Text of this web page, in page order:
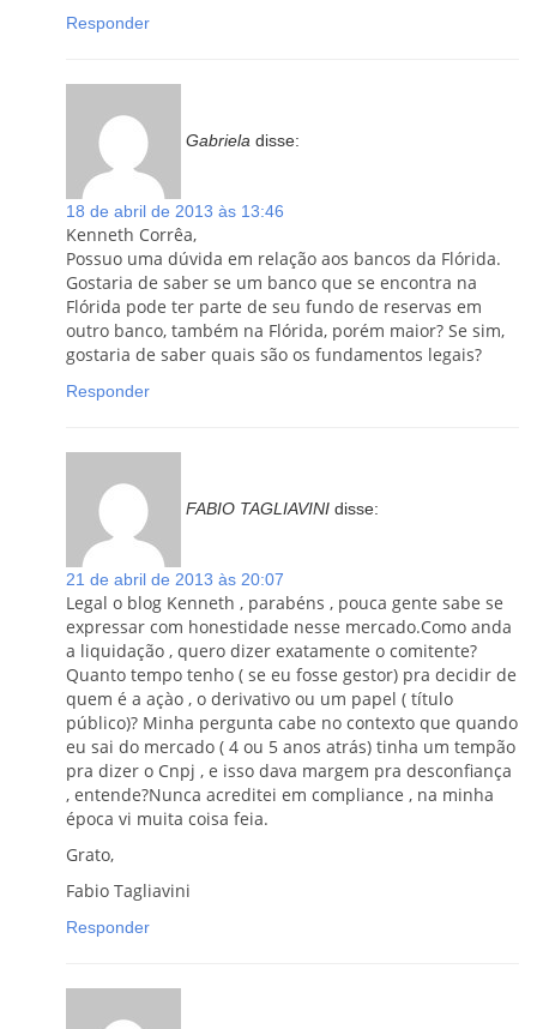
Responder
Gabriela disse:
18 de abril de 2013 às 13:46
Kenneth Corrêa,
Possuo uma dúvida em relação aos bancos da Flórida.
Gostaria de saber se um banco que se encontra na
Flórida pode ter parte de seu fundo de reservas em
outro banco, também na Flórida, porém maior? Se sim,
gostaria de saber quais são os fundamentos legais?
Responder
FABIO TAGLIAVINI disse:
21 de abril de 2013 às 20:07
Legal o blog Kenneth , parabéns , pouca gente sabe se
expressar com honestidade nesse mercado.Como anda
a liquidação , quero dizer exatamente o comitente?
Quanto tempo tenho ( se eu fosse gestor) pra decidir de
quem é a açào , o derivativo ou um papel ( título
público)? Minha pergunta cabe no contexto que quando
eu sai do mercado ( 4 ou 5 anos atrás) tinha um tempão
pra dizer o Cnpj , e isso dava margem pra desconfiança
, entende?Nunca acreditei em compliance , na minha
época vi muita coisa feia.
Grato,
Fabio Tagliavini
Responder